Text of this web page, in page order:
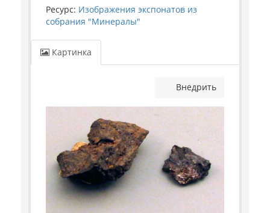
Ресурс: Изображения экспонатов из
собрания "Минералы"
Картинка
Внедрить